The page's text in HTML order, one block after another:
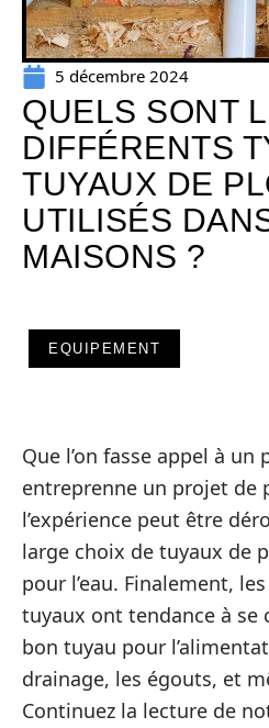
5 décembre 2024
QUELS SONT
DIFFÉRENTS
TUYAUX DE
UTILISÉS
MAISONS ?
EQUIPEMENT
Que l’on fasse appel à un
entreprenne un projet de
l’expérience peut être
large choix de tuyaux de
pour l’eau. Finalement,
tuyaux ont tendance à se
bon tuyau pour
drainage, les égouts, et
Continuez la lecture de